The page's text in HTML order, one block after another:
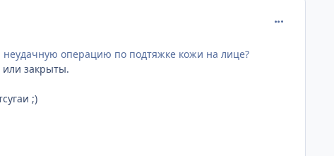
операцию по подтяжке кожи на лице?
или закрыты.
;)